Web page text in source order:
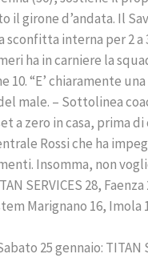
il girone d’andata. Il
interna per 2 a
ha in carniere la
10. “E’ chiaramente
male. – Sottolinea
a zero in casa, prima
Rossi che ha
Insomma, non
SERVICES 28,
Marignano 16, Imola
25 gennaio: TITAN